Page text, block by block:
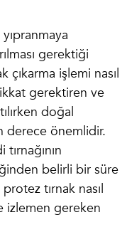
yıpranmaya
gerektiği
çıkarma işlemi nasıl
gerektiren ve
doğal
derece önemlidir.
belirli bir süre
tırnak nasıl
izlemen gereken